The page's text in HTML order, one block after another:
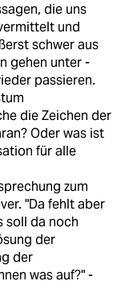
die uns
und
schwer aus
gehen unter -
passieren.
die Zeichen der
Oder was ist
für alle
zum
"Da fehlt aber
soll da noch
der
der
was auf?" -